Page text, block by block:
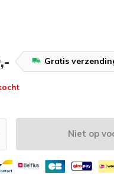
Gratis
Niet op